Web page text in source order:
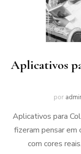
Aplicativos
por
Aplicativos para
fizeram pensar em
com cores